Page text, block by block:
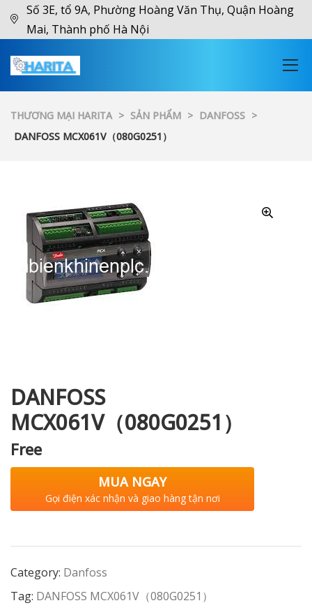
Số 3E, tổ 9A, Phường Hoàng Văn Thụ, Quận Hoàng
Mai, Thành phố Hà Nội
THƯƠNG MẠI HARITA > SẢN PHẨM > DANFOSS >
DANFOSS MCX061V（080G0251）
DANFOSS
MCX061V（080G0251）
Free
MUA NGAY
Gọi điện xác nhận và giao hàng tận nơi
Category: Danfoss
Tag: DANFOSS MCX061V（080G0251）